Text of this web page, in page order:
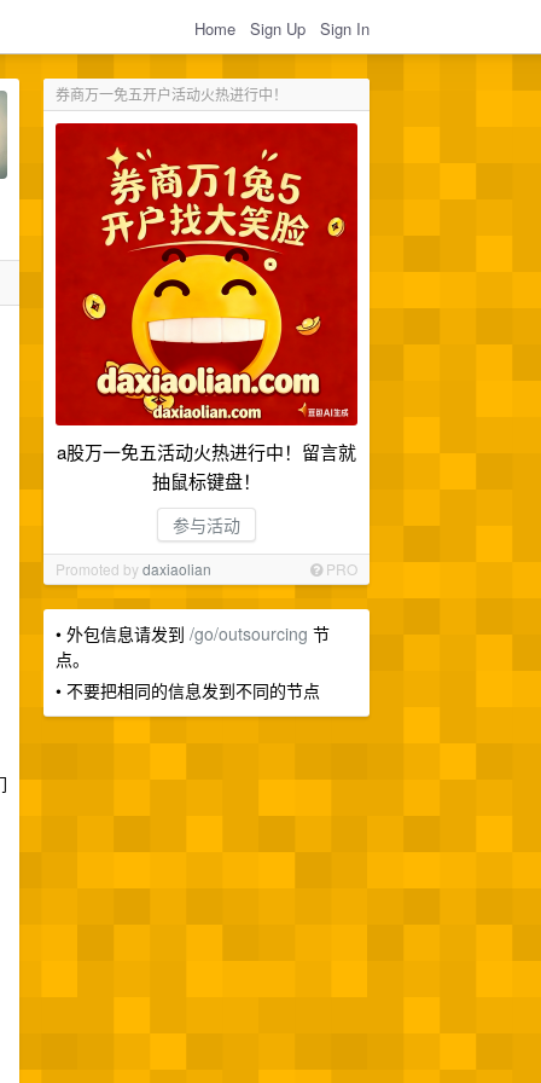
Home Sign Up Sign In
券商万一免五开户活动火热进行中！
a股万一免五活动火热进行中！留言就
抽鼠标键盘！
参与活动
Promoted bydaxiaolian PRO
• 外包信息请发到 /go/outsourcing 节
点。
• 不要把相同的信息发到不同的节点